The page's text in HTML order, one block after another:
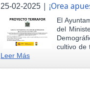
25-02-2025 | ¡Orea
El
del
cultivo de
Leer Más